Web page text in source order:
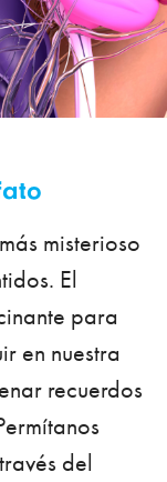
misterioso
El
para
en nuestra
recuerdos
del